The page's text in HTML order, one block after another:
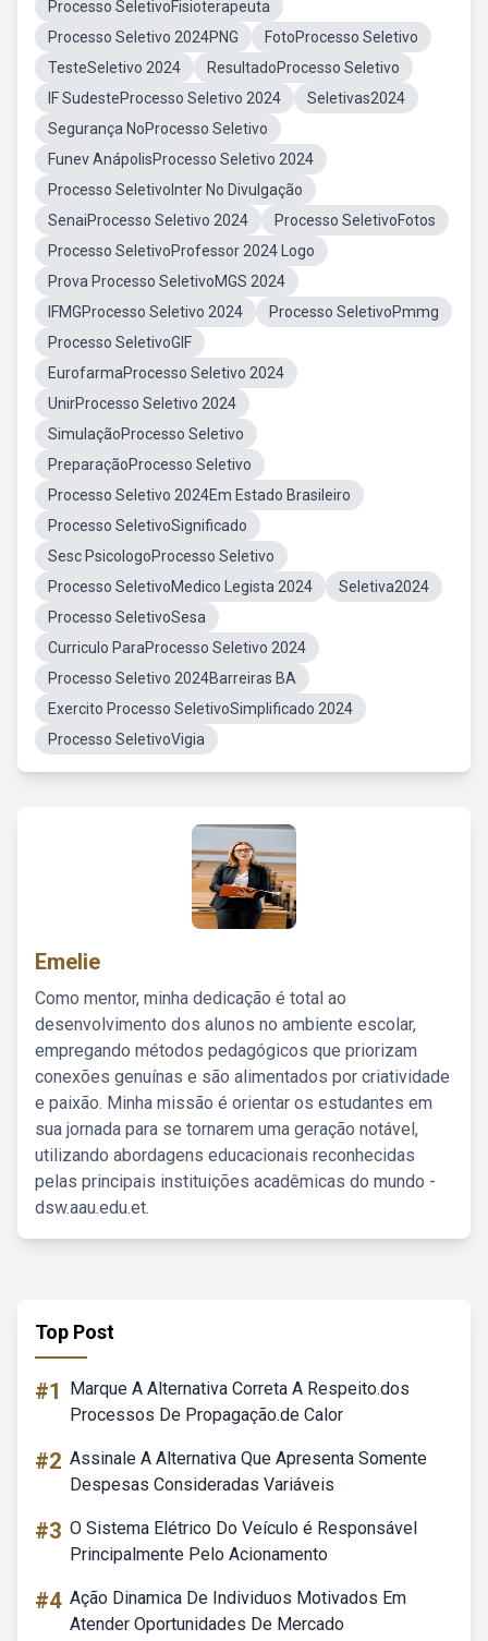
Processo SeletivoFisioterapeuta
Processo Seletivo 2024PNG
FotoProcesso Seletivo
TesteSeletivo 2024
ResultadoProcesso Seletivo
IF SudesteProcesso Seletivo 2024
Seletivas2024
Segurança NoProcesso Seletivo
Funev AnápolisProcesso Seletivo 2024
Processo SeletivoInter No Divulgação
SenaiProcesso Seletivo 2024
Processo SeletivoFotos
Processo SeletivoProfessor 2024 Logo
Prova Processo SeletivoMGS 2024
IFMGProcesso Seletivo 2024
Processo SeletivoPmmg
Processo SeletivoGIF
EurofarmaProcesso Seletivo 2024
UnirProcesso Seletivo 2024
SimulaçãoProcesso Seletivo
PreparaçãoProcesso Seletivo
Processo Seletivo 2024Em Estado Brasileiro
Processo SeletivoSignificado
Sesc PsicologoProcesso Seletivo
Processo SeletivoMedico Legista 2024
Seletiva2024
Processo SeletivoSesa
Curriculo ParaProcesso Seletivo 2024
Processo Seletivo 2024Barreiras BA
Exercito Processo SeletivoSimplificado 2024
Processo SeletivoVigia
Emelie
Como mentor, minha dedicação é total ao
desenvolvimento dos alunos no ambiente escolar,
empregando métodos pedagógicos que priorizam
conexões genuínas e são alimentados por criatividade
e paixão. Minha missão é orientar os estudantes em
sua jornada para se tornarem uma geração notável,
utilizando abordagens educacionais reconhecidas
pelas principais instituições acadêmicas do mundo -
dsw.aau.edu.et.
Top Post
#1
Marque A Alternativa Correta A Respeito.dos
Processos De Propagação.de Calor
#2 Assinale A Alternativa Que Apresenta Somente
Despesas Consideradas Variáveis
#3 O Sistema Elétrico Do Veículo é Responsável
Principalmente Pelo Acionamento
#4 Ação Dinamica De Individuos Motivados Em
Atender Oportunidades De Mercado